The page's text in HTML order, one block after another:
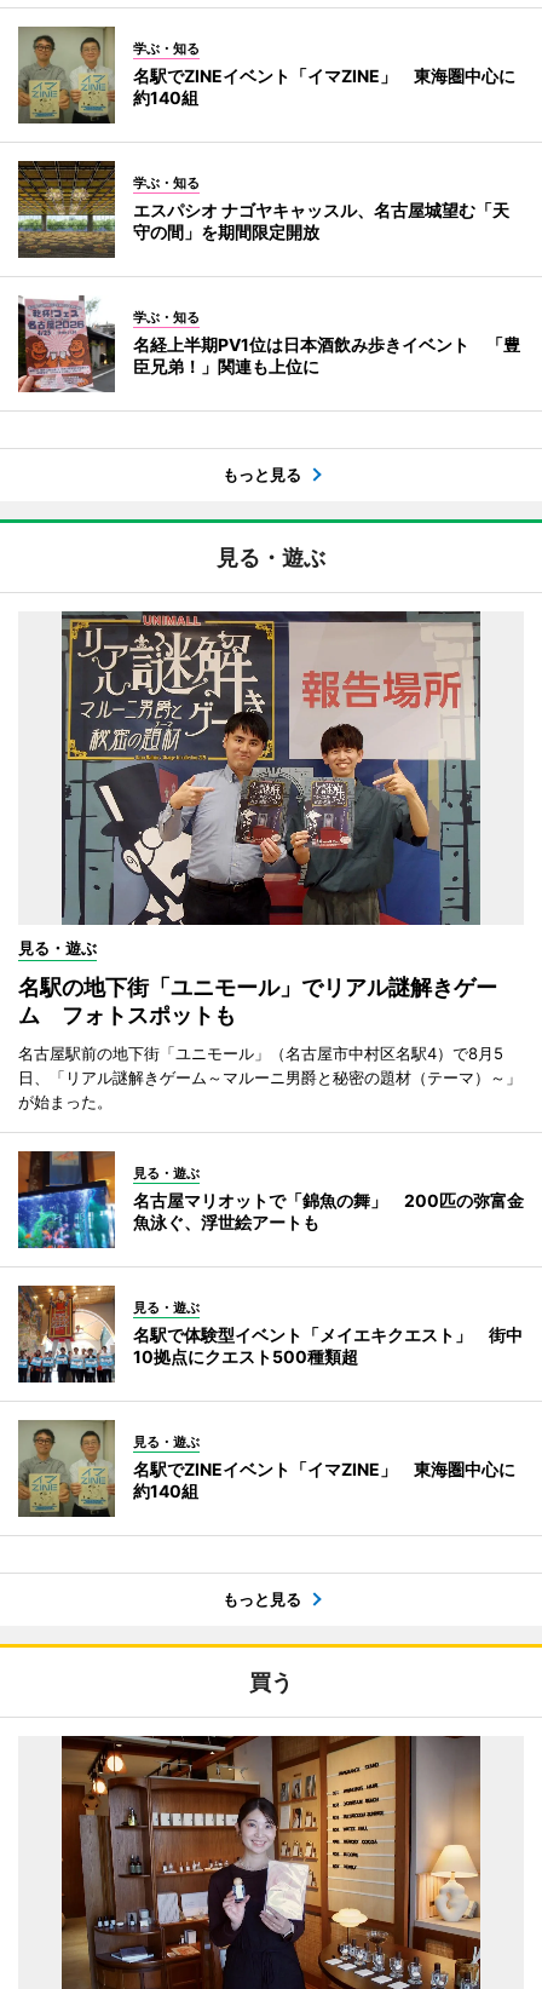
学ぶ・知る
名駅でZINEイベント「イマZINE」 東海圏中心に
約140組
学ぶ・知る
エスパシオ ナゴヤキャッスル、名古屋城望む「天
守の間」を期間限定開放
学ぶ・知る
名経上半期PV1位は日本酒飲み歩きイベント 「豊
臣兄弟！」関連も上位に
もっと見る
見る・遊ぶ
見る・遊ぶ
名駅の地下街「ユニモール」でリアル謎解きゲー
ム フォトスポットも
名古屋駅前の地下街「ユニモール」（名古屋市中村区名駅4）で8月5
日、「リアル謎解きゲーム～マルーニ男爵と秘密の題材（テーマ）～」
が始まった。
見る・遊ぶ
名古屋マリオットで「錦魚の舞」 200匹の弥富金
魚泳ぐ、浮世絵アートも
見る・遊ぶ
名駅で体験型イベント「メイエキクエスト」 街中
10拠点にクエスト500種類超
見る・遊ぶ
名駅でZINEイベント「イマZINE」 東海圏中心に
約140組
もっと見る
買う